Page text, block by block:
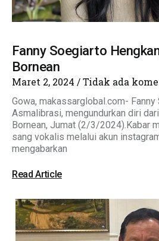
Fanny Soegiarto
Bornean
Maret 2, 2024 Tidak ada
Gowa, makassarglobal.com-
Asmalibrasi, mengundurkan diri
Bornean, Jumat (2/3/2024).Kabar
sang vokalis melalui akun
mengabarkan
Read Article